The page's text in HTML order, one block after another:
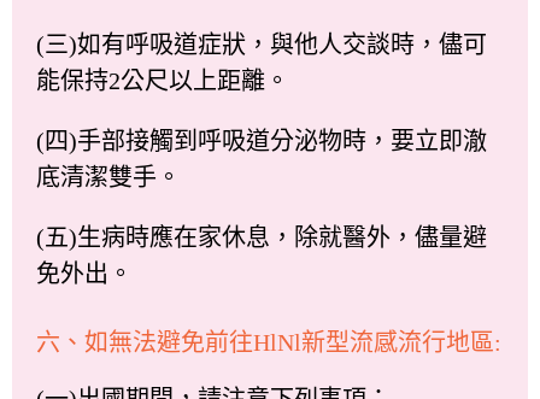
(三)如有呼吸道症狀，與他人交談時，儘可
能保持2公尺以上距離。
(四)手部接觸到呼吸道分泌物時，要立即澈
底清潔雙手。
(五)生病時應在家休息，除就醫外，儘量避
免外出。
六、如無法避免前往HlNl新型流感流行地區: